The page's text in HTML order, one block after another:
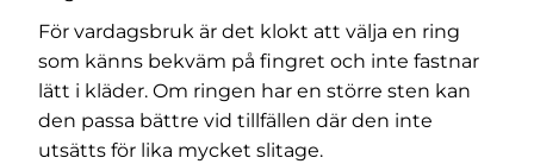
För vardagsbruk är det klokt att välja en ring
som känns bekväm på fingret och inte fastnar
lätt i kläder. Om ringen har en större sten kan
den passa bättre vid tillfällen där den inte
utsätts för lika mycket slitage.